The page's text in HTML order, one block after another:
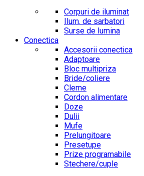
Corpuri de iluminat
Ilum. de sarbatori
Surse de lumina
Conectica
Accesorii conectica
Adaptoare
Bloc multipriza
Bride/coliere
Cleme
Cordon alimentare
Doze
Dulii
Mufe
Prelungitoare
Presetupe
Prize programabile
Stechere/cuple